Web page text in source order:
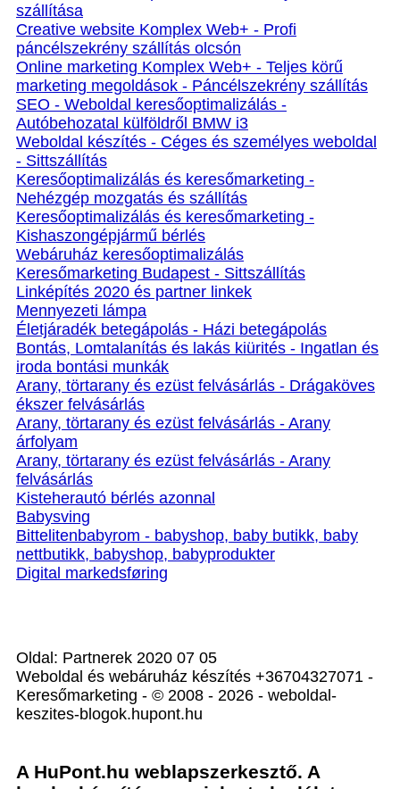
szállítása
Creative website Komplex Web+ - Profi
páncélszekrény szállítás olcsón
Online marketing Komplex Web+ - Teljes körű
marketing megoldások - Páncélszekrény szállítás
SEO - Weboldal keresőoptimalizálás -
Autóbehozatal külföldről BMW i3
Weboldal készítés - Céges és személyes weboldal
- Sittszállítás
Keresőoptimalizálás és keresőmarketing -
Nehézgép mozgatás és szállítás
Keresőoptimalizálás és keresőmarketing -
Kishaszongépjármű bérlés
Webáruház keresőoptimalizálás
Keresőmarketing Budapest - Sittszállítás
Linképítés 2020 és partner linkek
Mennyezeti lámpa
Életjáradék betegápolás - Házi betegápolás
Bontás, Lomtalanítás és lakás kiürités - Ingatlan és
iroda bontási munkák
Arany, törtarany és ezüst felvásárlás - Drágaköves
ékszer felvásárlás
Arany, törtarany és ezüst felvásárlás - Arany
árfolyam
Arany, törtarany és ezüst felvásárlás - Arany
felvásárlás
Kisteherautó bérlés azonnal
Babysving
Bittelitenbabyrom - babyshop, baby butikk, baby
nettbutikk, babyshop, babyprodukter
Digital markedsføring
Oldal: Partnerek 2020 07 05
Weboldal és webáruház készítés +36704327071 -
Keresőmarketing - © 2008 - 2026 - weboldal-
keszites-blogok.hupont.hu
A HuPont.hu weblapszerkesztő. A